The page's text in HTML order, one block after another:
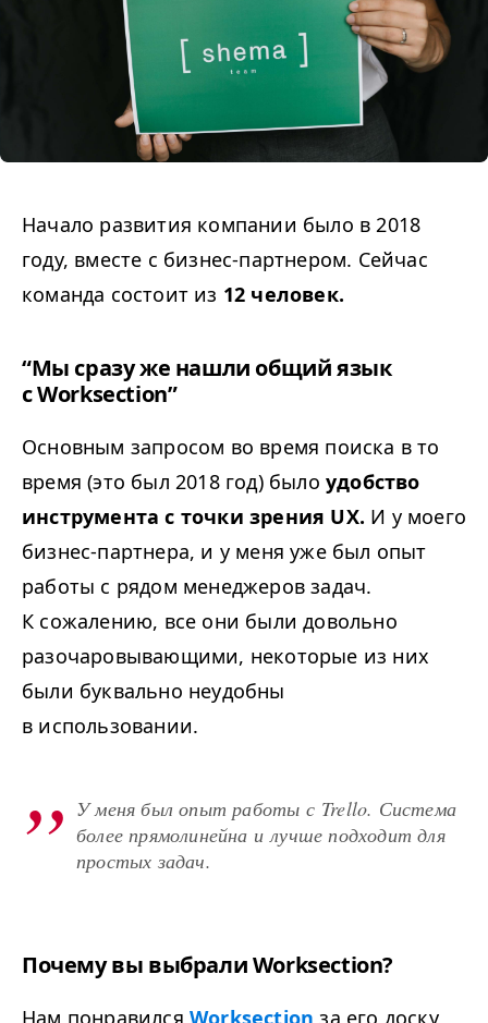
Начало развития компании было в 2018
году, вместе с бизнес-партнером. Сейчас
команда состоит из 12 человек.
“Мы сразу же нашли общий язык
с Worksection”
Основным запросом во время поиска в то
время (это был 2018 год) было удобство
инструмента с точки зрения UX. И у моего
бизнес-партнера, и у меня уже был опыт
работы с рядом менеджеров задач.
К сожалению, все они были довольно
разочаровывающими, некоторые из них
были буквально неудобны
в использовании.
У меня был опыт работы с Trello. Система
более прямолинейна и лучше подходит для
простых задач.
Почему вы выбрали Worksection?
Нам понравился Worksection за его доску